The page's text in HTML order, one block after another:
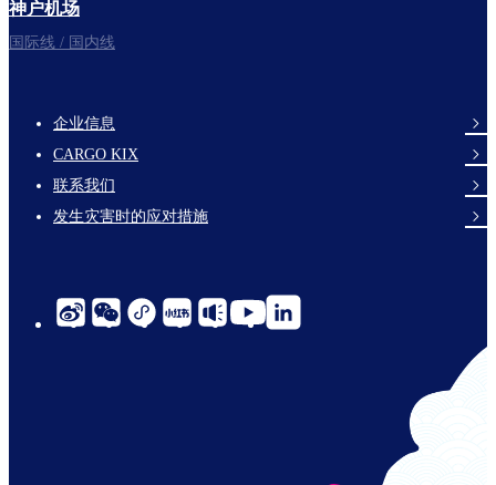
祝您旅途愉快。
神户机场
国际线 / 国内线
footer-
links-
en-
企业信息
CARGO KIX
联系我们
发生灾害时的应对措施
social-